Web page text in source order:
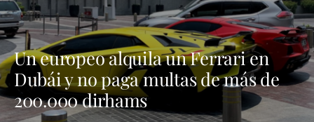
Un europeo alquila un Ferrari en
Dubái y no paga multas de más de
200.000 dirhams